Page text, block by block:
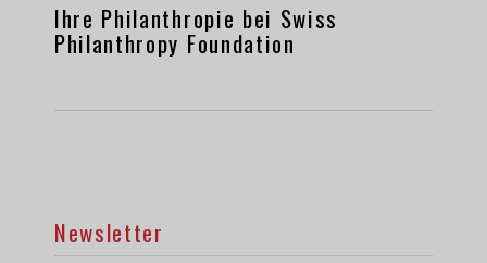
Ihre Philanthropie bei Swiss
Philanthropy Foundation
Newsletter